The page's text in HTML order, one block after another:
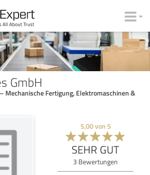
GmbH
Mechanische Fertigung, Elektromaschinen &
5,00von 5
SEHR GUT
3 Bewertungen